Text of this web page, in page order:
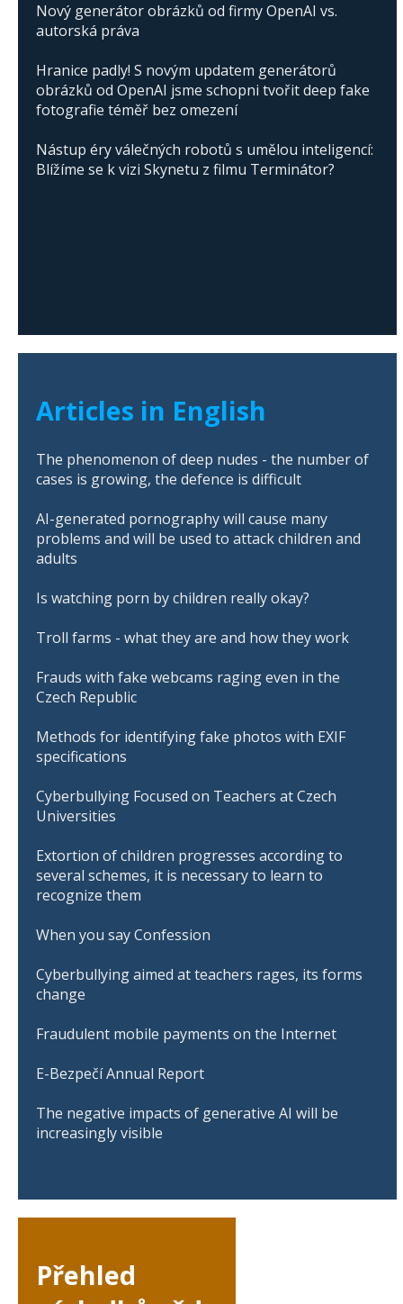
Nový generátor obrázků od firmy OpenAI vs.
autorská práva
Hranice padly! S novým updatem generátorů
obrázků od OpenAI jsme schopni tvořit deep fake
fotografie téměř bez omezení
Nástup éry válečných robotů s umělou inteligencí:
Blížíme se k vizi Skynetu z filmu Terminátor?
Articles in English
The phenomenon of deep nudes - the number of
cases is growing, the defence is difficult
AI-generated pornography will cause many
problems and will be used to attack children and
adults
Is watching porn by children really okay?
Troll farms - what they are and how they work
Frauds with fake webcams raging even in the
Czech Republic
Methods for identifying fake photos with EXIF
specifications
Cyberbullying Focused on Teachers at Czech
Universities
Extortion of children progresses according to
several schemes, it is necessary to learn to
recognize them
When you say Confession
Cyberbullying aimed at teachers rages, its forms
change
Fraudulent mobile payments on the Internet
E-Bezpečí Annual Report
The negative impacts of generative AI will be
increasingly visible
Přehled